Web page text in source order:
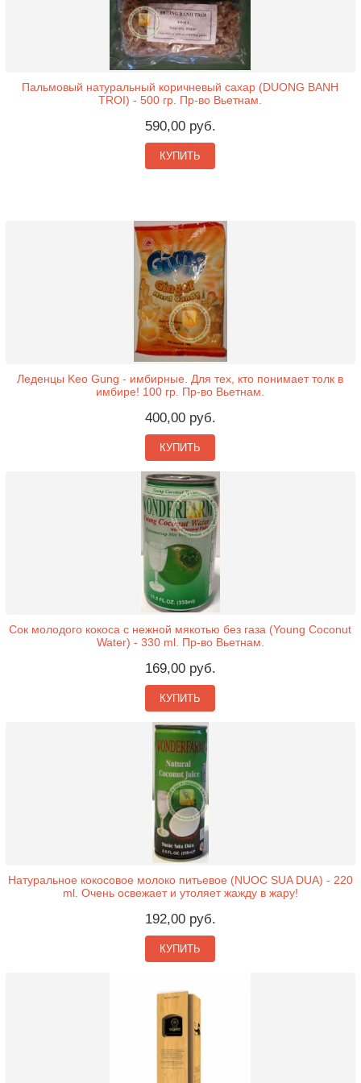
Пальмовый натуральный коричневый сахар (DUONG BANH
TROI) - 500 гр. Пр-во Вьетнам.
590,00 руб.
КУПИТЬ
Леденцы Keo Gung - имбирные. Для тех, кто понимает толк в
имбире! 100 гр. Пр-во Вьетнам.
400,00 руб.
КУПИТЬ
Сок молодого кокоса с нежной мякотью без газа (Young Coconut
Water) - 330 ml. Пр-во Вьетнам.
169,00 руб.
КУПИТЬ
Натуральное кокосовое молоко питьевое (NUOC SUA DUA) - 220
ml. Очень освежает и утоляет жажду в жару!
192,00 руб.
КУПИТЬ